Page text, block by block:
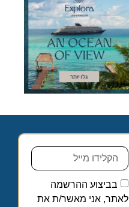
בביצוע ההרשמה
לאתר, אני מאשר/ת את